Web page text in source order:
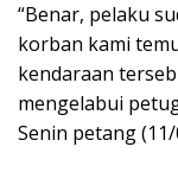
“Benar, pelaku
korban kami
kendaraan
mengelabui
Senin petang